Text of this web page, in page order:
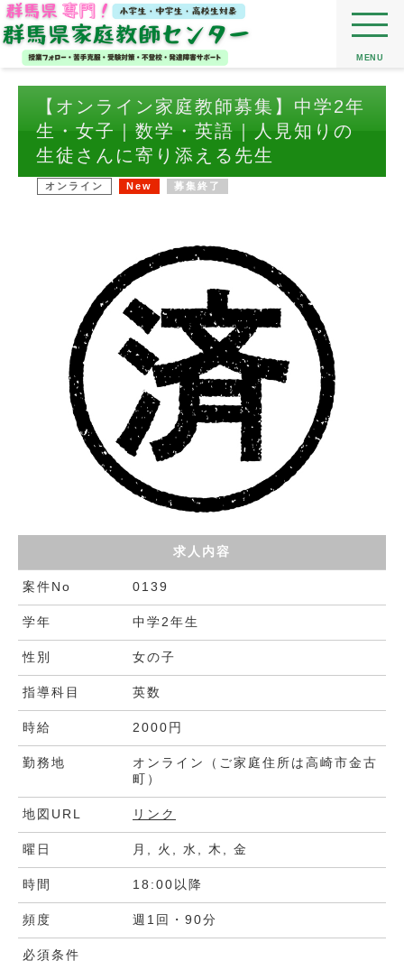
MENU
【オンライン家庭教師募集】中学2年
生・女子｜数学・英語｜人見知りの
生徒さんに寄り添える先生
オンライン New 募集終了
求人内容
案件No 0139
学年 中学2年生
性別 女の子
指導科目 英数
時給 2000円
勤務地
オンライン（ご家庭住所は高崎市金古
町）
地図URL リンク
曜日 月, 火, 水, 木, 金
時間 18:00以降
頻度 週1回・90分
必須条件